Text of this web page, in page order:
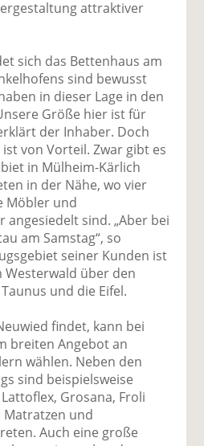
attraktiver
sich das Bettenhaus am
sind bewusst
in dieser Lage in den
Größe hier ist für
der Inhaber. Doch
von Vorteil. Zwar gibt es
in Mülheim-Kärlich
in der Nähe, wo vier
Möbler und
sind. „Aber bei
am Samstag“, so
seiner Kunden ist
über den
und die Eifel.
findet, kann bei
breiten Angebot an
wählen. Neben den
sind beispielsweise
Grosana, Froli
Matratzen und
Auch eine große